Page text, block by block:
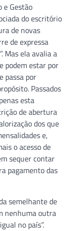
e Gestão
do escritório
de novas
de expressa
Mas ela avalia a
podem estar por
passa por
Passados
esta
de abertura
dos que
e,
o acesso de
sequer contar
pagamento das
semelhante de
nenhuma outra
no país”.